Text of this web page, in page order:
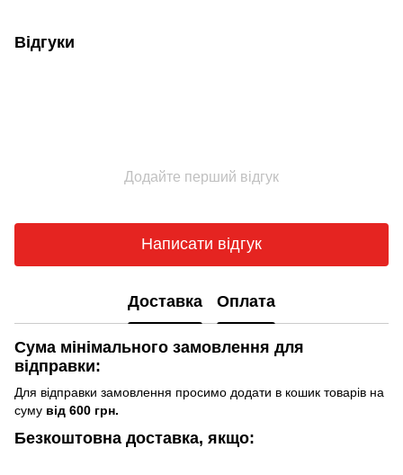
Відгуки
Додайте перший відгук
Написати відгук
Доставка Оплата
Сума мінімального замовлення для
відправки:
Для відправки замовлення просимо додати в кошик товарів на
суму від 600 грн.
Безкоштовна доставка, якщо: